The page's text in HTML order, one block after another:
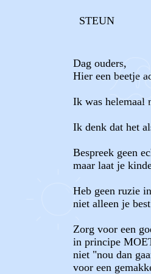
STEUN
Dag ouders,
Hier een beetje
Ik was helemaal
Ik denk dat het
Bespreek geen
maar laat je
Heb geen ruzie
niet alleen je
Zorg voor een
in principe
niet "nou dan
voor een